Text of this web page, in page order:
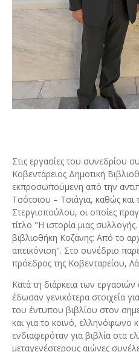
Στις εργασίες του συνεδρίου
Κοβεντάρειος Δημοτική
εκπροσωπούμενη από την
Τσότσιου – Τσιάγια, καθώς και
Στεργιοπούλου, οι οποίες
τίτλο "Η ιστορία μιας
βιβλιοθήκη Κοζάνης: Από το
απεικόνιση". Στο συνέδριο
πρόεδρος της Κοβενταρείου,
Κατά τη διάρκεια των
έδωσαν γενικότερα στοιχεία
του έντυπου βιβλίου στον
και για το κοινό, ελληνόφωνο
ενδιαφερόταν για βιβλία στα
μεταγενέστερους αιώνες